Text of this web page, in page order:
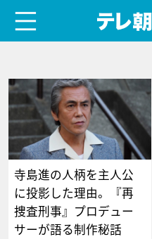
寺島進の人柄を主人公
に投影した理由。『再
捜査刑事』プロデュー
サーが語る制作秘話